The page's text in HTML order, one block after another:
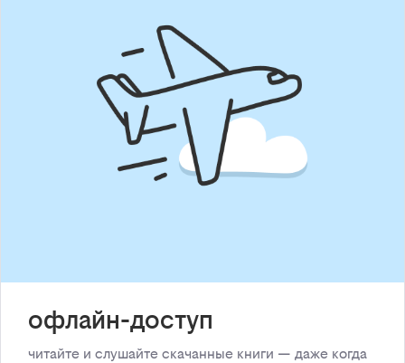
офлайн-доступ
читайте и слушайте скачанные книги — даже когда